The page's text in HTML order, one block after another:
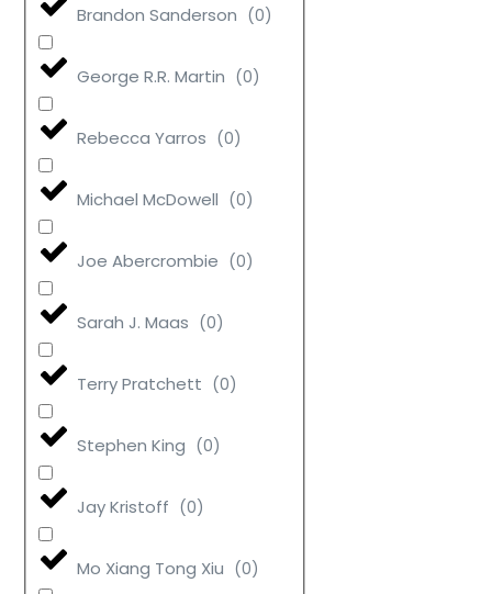
Brandon Sanderson (0)
George R.R. Martin (0)
Rebecca Yarros (0)
Michael McDowell (0)
Joe Abercrombie (0)
Sarah J. Maas (0)
Terry Pratchett (0)
Stephen King (0)
Jay Kristoff (0)
Mo Xiang Tong Xiu (0)